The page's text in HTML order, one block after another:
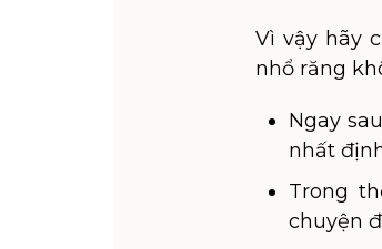
Vì vậy hãy
nhổ răng
Ngay
nhất
Trong
chuyện